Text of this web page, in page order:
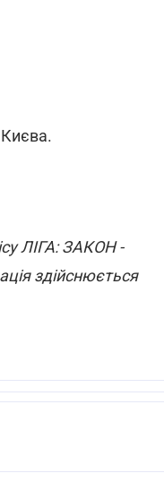
Києва.
ЛІГА: ЗАКОН -
здійснюється